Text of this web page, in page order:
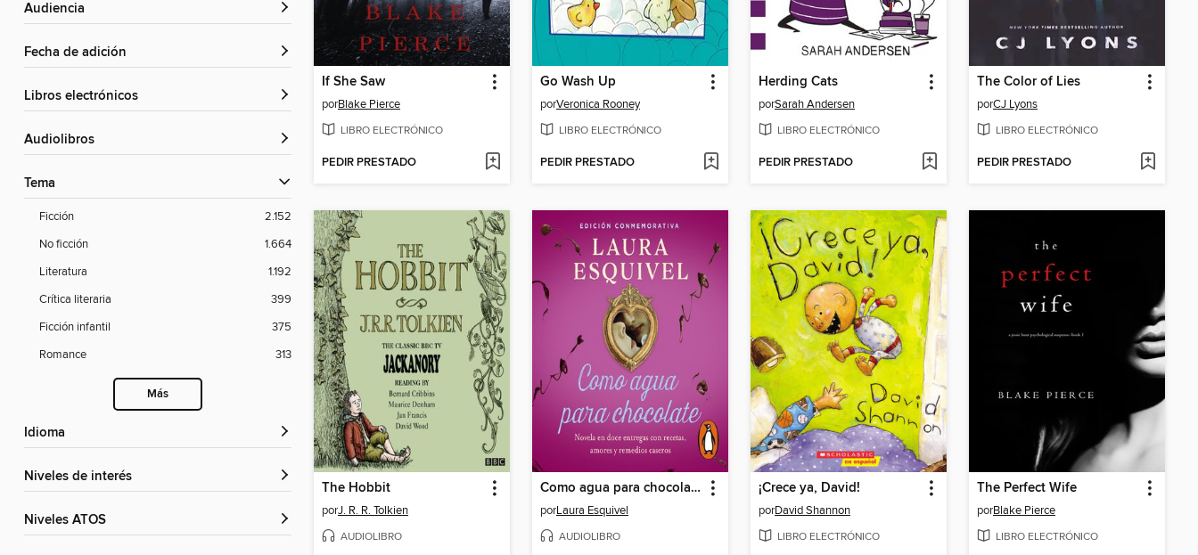
Audiencia
Fecha de adición
libros electrónicos
Audiolibros
Tema
Ficción
2.152
No ficción
1.664
Literatura
1.192
Crítica literaria
399
Ficción infantil
375
Romance
313
Más
Idioma
Niveles de interés
Niveles ATOS
If She Saw
porBlake Pierce
LIBRO ELECTRÓNICO
PEDIR PRESTADO
Go Wash Up
porVeronica Rooney
LIBRO ELECTRÓNICO
PEDIR PRESTADO
Herding Cats
porSarah Andersen
LIBRO ELECTRÓNICO
PEDIR PRESTADO
The Color of Lies
porCJ Lyons
LIBRO ELECTRÓNICO
PEDIR PRESTADO
The Hobbit
porJ. R. R. Tolkien
AUDIOLIBRO
Como agua para chocolate
porLaura Esquivel
AUDIOLIBRO
¡Crece ya, David!
porDavid Shannon
LIBRO ELECTRÓNICO
The Perfect Wife
porBlake Pierce
LIBRO ELECTRÓNICO